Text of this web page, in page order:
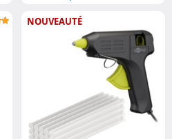
NOUVEAUTÉ